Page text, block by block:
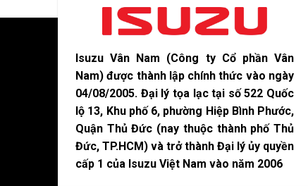
Isuzu Vân Nam (Công ty Cổ phần Vân
Nam) được thành lập chính thức vào ngày
04/08/2005. Đại lý tọa lạc tại số 522 Quốc
lộ 13, Khu phố 6, phường Hiệp Bình Phước,
Quận Thủ Đức (nay thuộc thành phố Thủ
Đức, TP.HCM) và trở thành Đại lý ủy quyền
cấp 1 của Isuzu Việt Nam vào năm 2006